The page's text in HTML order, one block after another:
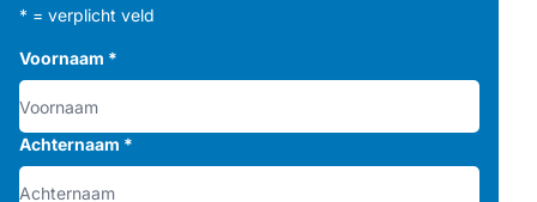
* = verplicht veld
Voornaam *
Achternaam *